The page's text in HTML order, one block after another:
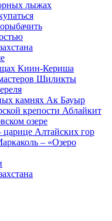
лыжах
Киин-Кериша
Шиликты
камнях Ак Бауыр
крепости Аблайкит
озере
царице Алтайских гор
– «Озеро